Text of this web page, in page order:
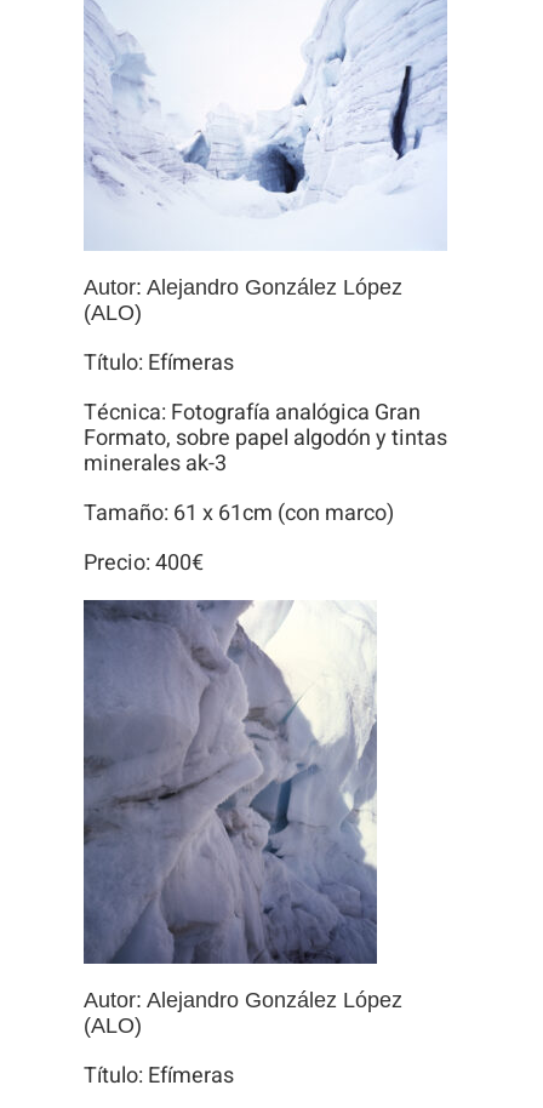
Autor: Alejandro González López
(ALO)
Título: Efímeras
Técnica: Fotografía analógica Gran
Formato, sobre papel algodón y tintas
minerales ak-3
Tamaño: 61 x 61cm (con marco)
Precio: 400€
Autor: Alejandro González López
(ALO)
Título: Efímeras